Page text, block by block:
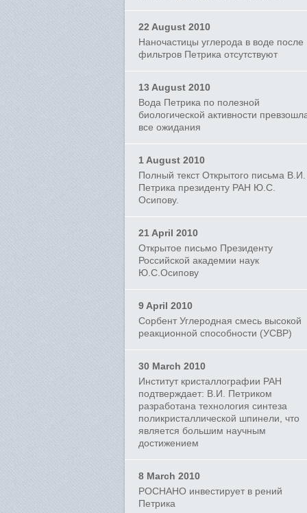
22 August 2010
Наночастицы углерода в воде после
фильтров Петрика отсутствуют
13 August 2010
Вода Петрика по полезной
биологической активности
все ожидания
1 August 2010
Полный текст Открытого письма В.И.
Петрика президенту РАН Ю.С.
Осипову.
21 April 2010
Открытое письмо Президенту
Российской академии наук
Ю.С.Осипову
9 April 2010
Сорбент Углеродная смесь высокой
реакционной способности (УСВР)
30 March 2010
Институт кристаллографии РАН
подтверждает: В.И. Петриком
разработана технология синтеза
поликристаллической шпинели, что
является большим научным
достижением
8 March 2010
РОСНАНО инвестирует в рений
Петрика